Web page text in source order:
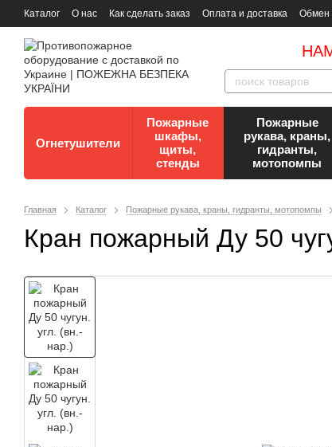
Каталог О нас Как сделать заказ Оплата и доставка Обмен
Документы
Контакты Документы по пожарной безопасности
Огнетушители
Пожарные
шкафы,
щиты,
стенды
Пожарные
рукава, краны,
гидранты,
мотопомпы
Главная Каталог Пожарные рукава, краны, гидранты, мотопомпы
Кран пожарный Ду 50